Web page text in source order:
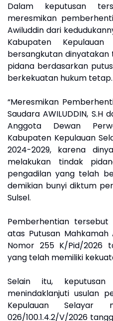
‎Dalam keputusan
meresmikan
Awiluddin dari
Kabupaten
bersangkutan
pidana berdasarkan
berkekuatan hukum tetap.
‎“Meresmikan
Saudara AWILUDDIN,
Anggota Dewan
Kabupaten Kepulauan
2024-2029, karena
melakukan tindak
pengadilan yang telah
demikian bunyi diktum
Sulsel.
‎Pemberhentian
atas Putusan Mahkamah
Nomor 255 K/Pid/2026
yang telah memiliki
‎Selain itu,
menindaklanjuti usulan
Kepulauan Selayar
026/100.1.4.2/V/2026